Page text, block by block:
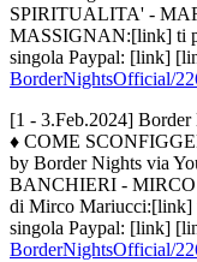
SPIRITUALITA' -
MASSIGNAN:[link] ti
singola Paypal: [link]
BorderNightsOfficial/
[1 - 3.Feb.2024]
♦ COME
by Border Nights via
BANCHIERI - MIRCO
di Mirco Mariucci:[link]
singola Paypal: [link]
BorderNightsOfficial/